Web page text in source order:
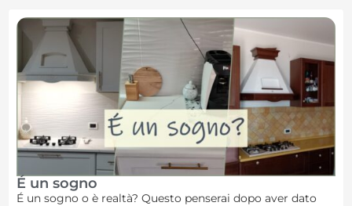
É un sogno
É un sogno o è realtà? Questo penserai dopo aver dato